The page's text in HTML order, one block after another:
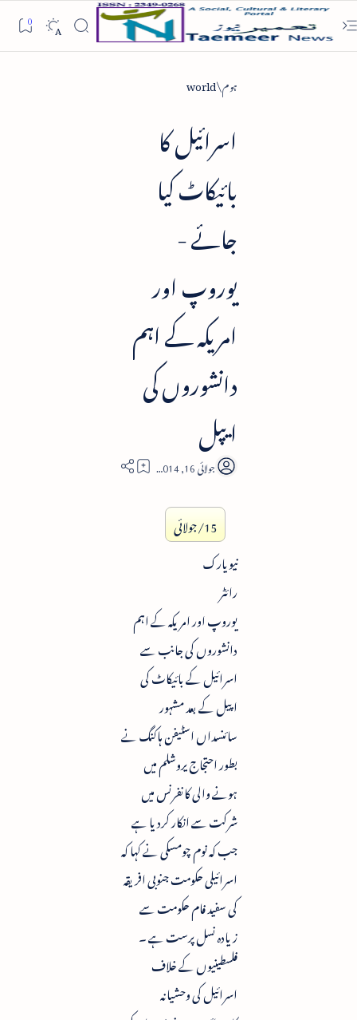
ہوم world
اسرائیل کا
بائیکاٹ کیا
جائے -
یوروپ اور
امریکہ کے اہم
دانشوروں کی
ایپل
2
15/جولائی
نیویارک
رائٹر
یوروپ اور امریکہ کے اہم
دانشوروں کی جانب سے
اسرائیل کے بائیکاٹ کی
اپیل کے بعد مشہور
سائنسداں اسٹیفن ہاکنگ نے
بطور احتجاج یروشلم میں
ہونے والی کانفرنس میں
شرکت سے انکار کردیا ہے
جب کہ نوم چومسکی نے کہا کہ
اسرائیلی حکومت جنوبی افریقہ
کی سفید فام حکومت سے
زیادہ نسل پرست ہے ۔
فلسطینیوں کے خلاف
اسرائیل کی وحشیانہ